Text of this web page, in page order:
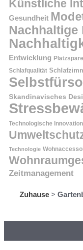
Künstliche
Gesundheit
Nachhaltige
Entwicklung
Schlafqualität
Skandinavisches
Technologische Innovation
Technologie
Zeitmanagement
Zuhause >